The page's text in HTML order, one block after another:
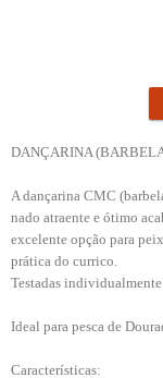
DANÇARINA
A dançarina CMC
nado atraente e ótimo
excelente opção para
prática do currico.
Testadas
Ideal para pesca de
Características: